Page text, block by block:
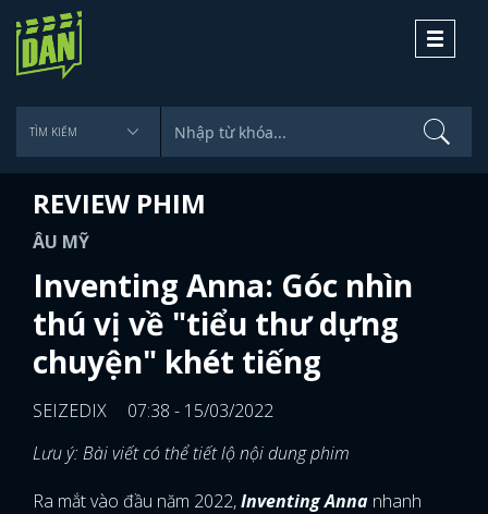
Toggle
REVIEW PHIM
ÂU MỸ
Inventing Anna: Góc nhìn
thú vị về "tiểu thư dựng
chuyện" khét tiếng
SEIZEDIX
07:38 - 15/03/2022
Lưu ý: Bài viết có thể tiết lộ nội dung phim
Ra mắt vào đầu năm 2022,Inventing Anna nhanh